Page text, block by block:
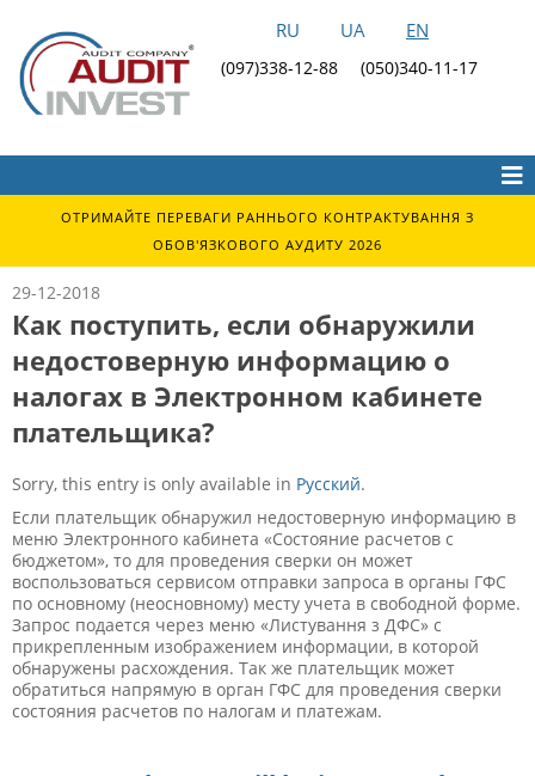
RU UA EN
(097)338-12-88 (050)340-11-17
ОТРИМАЙТЕ ПЕРЕВАГИ РАННЬОГО КОНТРАКТУВАННЯ З
ОБОВ'ЯЗКОВОГО АУДИТУ 2026
29-12-2018
Как поступить, если обнаружили
недостоверную информацию о
налогах в Электронном кабинете
плательщика?
Sorry, this entry is only available in Русский.
Если плательщик обнаружил недостоверную информацию в
меню Электронного кабинета «Состояние расчетов с
бюджетом», то для проведения сверки он может
воспользоваться сервисом отправки запроса в органы ГФС
по основному (неосновному) месту учета в свободной форме.
Запрос подается через меню «Листування з ДФС» с
прикрепленным изображением информации, в которой
обнаружены расхождения. Так же плательщик может
обратиться напрямую в орган ГФС для проведения сверки
состояния расчетов по налогам и платежам.